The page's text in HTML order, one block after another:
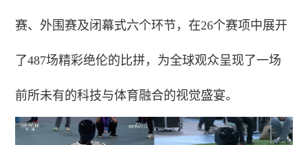
赛、外围赛及闭幕式六个环节，在26个赛项中展开
了487场精彩绝伦的比拼，为全球观众呈现了一场
前所未有的科技与体育融合的视觉盛宴。